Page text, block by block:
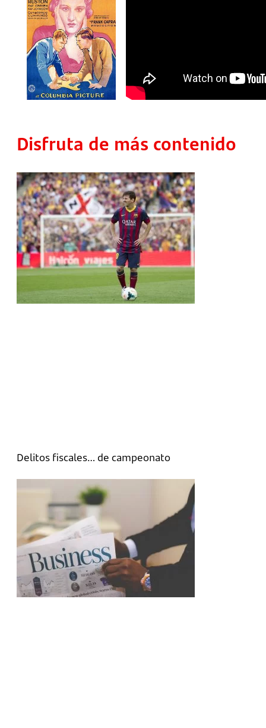
Disfruta de más contenido
Delitos fiscales… de campeonato